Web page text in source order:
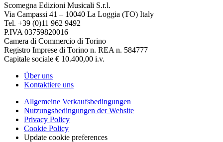
Scomegna Edizioni Musicali S.r.l.
Via Campassi 41 – 10040 La Loggia (TO) Italy
Tel. +39 (0)11 962 9492
P.IVA 03759820016
Camera di Commercio di Torino
Registro Imprese di Torino n. REA n. 584777
Capitale sociale € 10.400,00 i.v.
Über uns
Kontaktiere uns
Allgemeine Verkaufsbedingungen
Nutzungsbedingungen der Website
Privacy Policy
Cookie Policy
Update cookie preferences